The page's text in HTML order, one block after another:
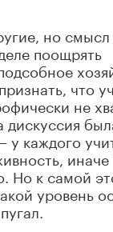
но
поощрять
что
не
дискуссия
у каждого
Но к самой
уровень